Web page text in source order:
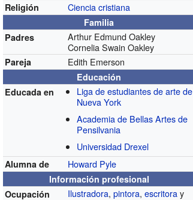
Religión Ciencia cristiana
Familia
Padres
Arthur Edmund Oakley
Cornelia Swain Oakley
Pareja Edith Emerson
Educación
Educada en
Liga de estudiantes de arte de
Nueva York
Academia de Bellas Artes de
Pensilvania
Universidad Drexel
Alumna de Howard Pyle
Información profesional
Ocupación
Ilustradora,pintora,escritoray